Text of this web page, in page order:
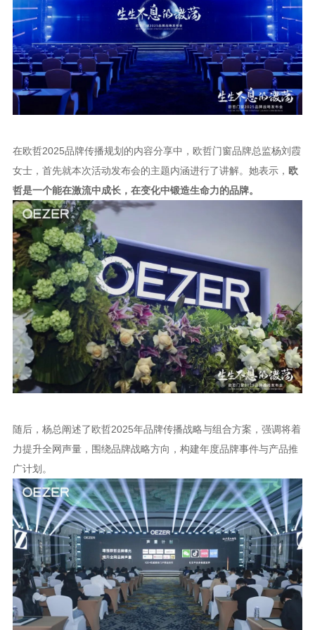
在欧哲2025品牌传播规划的内容分享中，欧哲门窗品牌总监杨刘霞
女士，首先就本次活动发布会的主题内涵进行了讲解。她表示， 欧
哲是一个能在激流中成长，在变化中锻造生命力的品牌。
随后，杨总阐述了欧哲2025年品牌传播战略与组合方案，强调将着
力提升全网声量，围绕品牌战略方向，构建年度品牌事件与产品推
广计划。